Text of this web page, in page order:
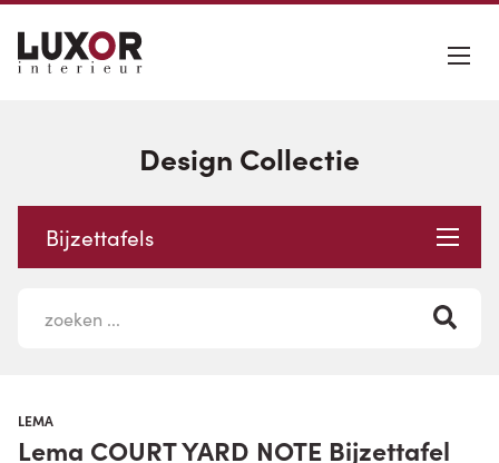
Design Collectie
Bijzettafels
LEMA
Lema COURT YARD NOTE Bijzettafel